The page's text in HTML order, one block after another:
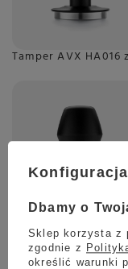
Tamper AVX
Sitko dyfuzyjne do
- grubość 0,2mm
Dbamy o
Sklep korzysta z
zgodnie z
określić warunki